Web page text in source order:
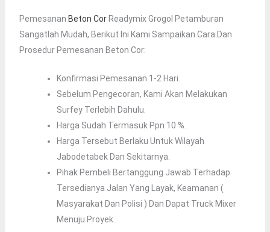
Pemesanan Beton CorReadymix Grogol Petamburan
Sangatlah Mudah, Berikut Ini Kami Sampaikan Cara Dan
Prosedur Pemesanan Beton Cor:
Konfirmasi Pemesanan 1-2 Hari.
Sebelum Pengecoran, Kami Akan Melakukan
Surfey Terlebih Dahulu.
Harga Sudah Termasuk Ppn 10 %.
Harga Tersebut Berlaku Untuk Wilayah
Jabodetabek Dan Sekitarnya.
Pihak Pembeli Bertanggung Jawab Terhadap
Tersedianya Jalan Yang Layak, Keamanan (
Masyarakat Dan Polisi ) Dan Dapat Truck Mixer
Menuju Proyek.